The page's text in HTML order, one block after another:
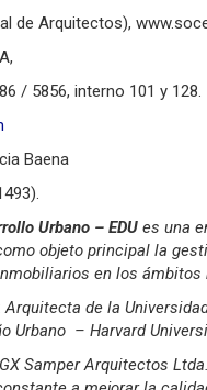
de Arquitectos),
/ 5856, interno 101 y 128.
Baena
Urbano – EDU es una
objeto principal la
en los
Arquitecta de la
Urbano – Harvard
Samper Arquitectos